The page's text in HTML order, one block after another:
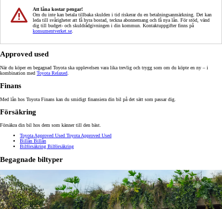
Att låna kostar pengar!
Om du inte kan betala tillbaka skulden i tid riskerar du en betalningsanmärkning. Det kan
leda till svårigheter att få hyra bostad, teckna abonnemang och få nya lån. För stöd, vänd
dig till budget- och skuldrådgivningen i din kommun. Kontaktuppgifter finns på
konsumentverket.se
Approved used
När du köper en begagnad Toyota ska upplevelsen vara lika trevlig och trygg som om du köpte en ny – i
kombination med Toyota Relaxed
Finans
Med lån hos Toyota Finans kan du smidigt finansiera din bil på det sätt som passar dig.
Försäkring
Försäkra din bil hos dem som känner till den bäst.
Toyota Approved Used Toyota Approved Used
Billån Billån
Bilförsäkring Bilförsäkring
Begagnade biltyper